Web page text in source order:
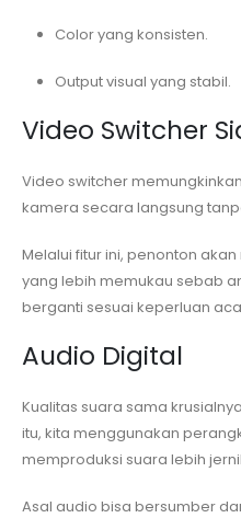
Color yang konsisten.
Output visual yang stabil.
Video Switcher
Video switcher
kamera secara langsung
Melalui fitur ini, penonton
yang lebih memukau sebab
berganti sesuai keperluan
Audio Digital
Kualitas suara sama
itu, kita menggunakan
memproduksi suara lebih
Asal audio bisa bersumber